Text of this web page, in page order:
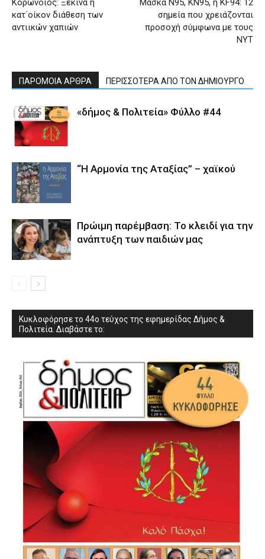
Κορωνοϊός: Ξεκινά η
κατ΄οίκον διάθεση των
αντιικών χαπιών
Μάσκα N95, KN95, ή KF94: 12
σημεία που χρειάζονται
προσοχή σύμφωνα με τους
NYT
ΠΑΡΟΜΟΙΑ ΑΡΘΡΑ ΠΕΡΙΣΣΟΤΕΡΑ ΑΠΟ ΤΟΝ ΔΗΜΙΟΥΡΓΟ
«δήμος & Πολιτεία» Φύλλο #44
“Η Αρμονία της Αταξίας” – χαϊκού
Πρώιμη παρέμβαση: Το κλειδί για την
ανάπτυξη των παιδιών µας
Κυκλοφόρησε το 44ο τεύχος της εφημερίδας Δήμος &
Πολιτεία. Διαβάστε το: